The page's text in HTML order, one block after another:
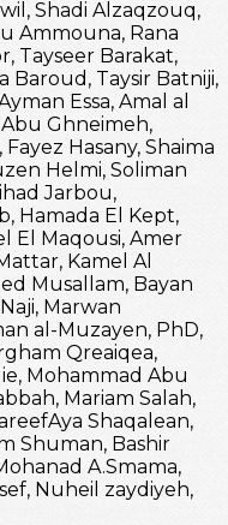
Shadi Alzaqzouq,
Ammouna, Rana
Tayseer Barakat,
Baroud, Taysir Batniji,
Essa, Amal al
Abu Ghneimeh,
Hasany, Shaima
Helmi, Soliman
Jarbou,
Hamada El Kept,
El Maqousi, Amer
Kamel Al
Musallam, Bayan
Marwan
al-Muzayen, PhD,
Qreaiqea,
Mohammad Abu
Mariam Salah,
Shaqalean,
Shuman, Bashir
A.Smama,
Nuheil zaydiyeh,